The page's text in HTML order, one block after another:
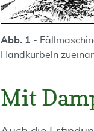
Abb. 1 -
Handkurbeln
Mit